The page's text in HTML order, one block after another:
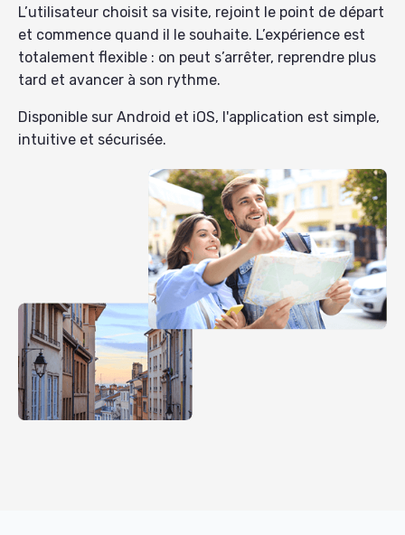
L’utilisateur choisit sa visite, rejoint le point de départ
et commence quand il le souhaite. L’expérience est
totalement flexible : on peut s’arrêter, reprendre plus
tard et avancer à son rythme.
Disponible sur Android et iOS, l'application est simple,
intuitive et sécurisée.